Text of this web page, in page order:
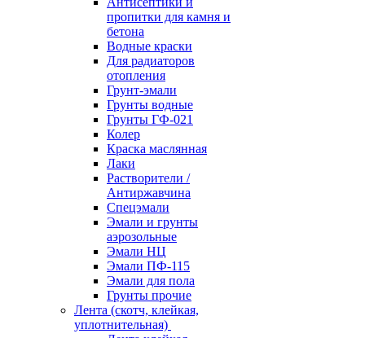
пропитки для камня и
бетона
Водные краски
Для радиаторов
отопления
Грунт-эмали
Грунты водные
Грунты ГФ-021
Колер
Краска маслянная
Лаки
Растворители /
Антиржавчина
Спецэмали
Эмали и грунты
аэрозольные
Эмали НЦ
Эмали ПФ-115
Эмали для пола
Грунты прочие
Лента (скотч, клейкая,
уплотнительная)